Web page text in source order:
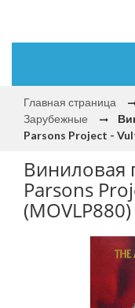
Главная страница
Зарубежные
Parsons Project -
Виниловая
Parsons
(MOVLP880)